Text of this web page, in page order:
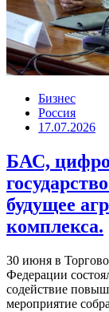
Бизнес
Россия
17.07.2026
БАС,
будущее
комплекса.
30 июня в
Федерации
содействие
мероприятие